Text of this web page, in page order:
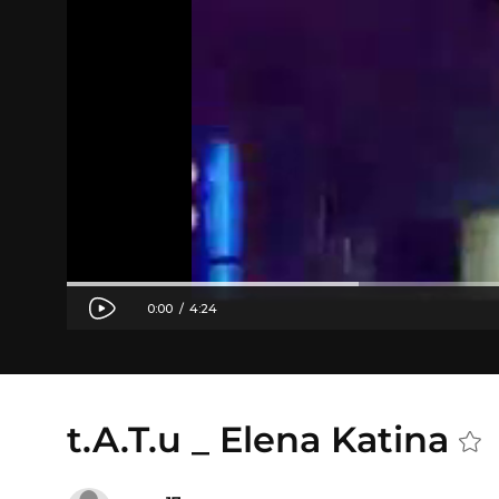
t.A.T.u _ Elena Katina